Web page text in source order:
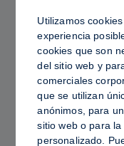
Utilizamos
experiencia
cookies que son
del sitio web y
comerciales
que se utilizan
anónimos, para
sitio web o para
personalizado.